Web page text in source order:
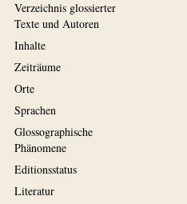
Verzeichnis glossierter
Texte und Autoren
Inhalte
Zeiträume
Orte
Sprachen
Glossographische
Phänomene
Editionsstatus
Literatur